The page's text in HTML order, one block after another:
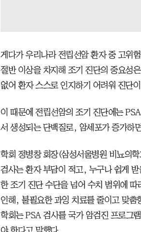
게다가 우리나라 전립선암 환자 중 고위
절반 이상을 차지해 조기 진단의 중요성
없어 환자 스스로 인지하기 어려워 진단
이 때문에 전립선암의 조기 진단에는
서 생성되는 단백질로, 암세포가 증가하
학회 정병창 회장(삼성서울병원 비뇨의
검사는 환자 부담이 적고, 누구나 쉽게
한 조기 진단 수단을 넘어 수치 범위에
인해, 불필요한 과잉 치료를 줄이고 맞춤
학회는 PSA 검사를 국가 암검진 프로그